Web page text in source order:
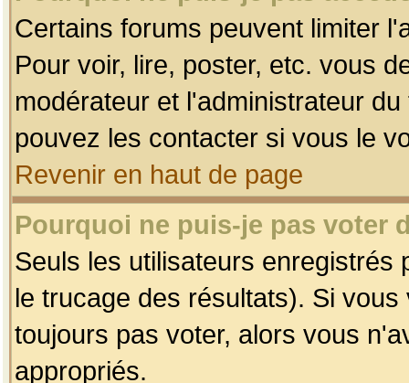
Certains forums peuvent limiter
Pour voir, lire, poster, etc. vous
modérateur et l'administrateur
pouvez les contacter si vous le
Revenir en haut de page
Pourquoi ne puis-je pas voter
Seuls les utilisateurs enregistrés
le trucage des résultats). Si
toujours pas voter, alors vous
appropriés.